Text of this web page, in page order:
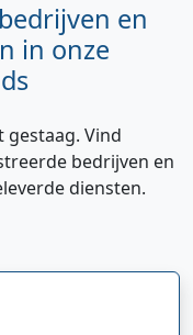
en
in onze
Vind
bedrijven en
diensten.